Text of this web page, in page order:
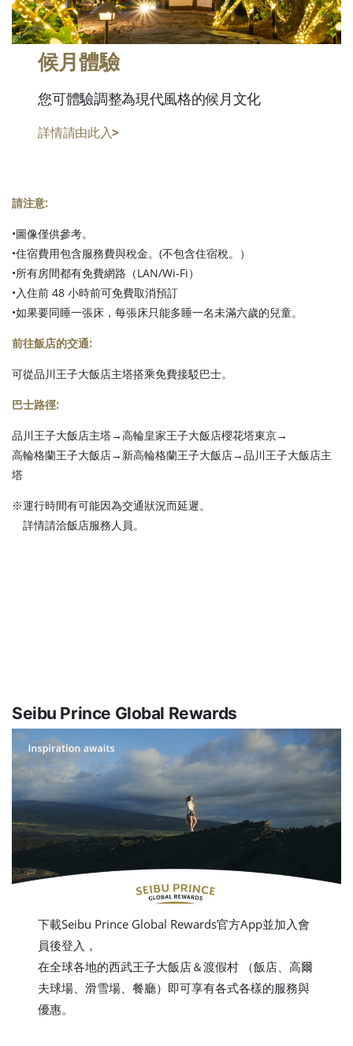
候月體驗
您可體驗調整為現代風格的候月文化
詳情請由此入>
請注意:
•圖像僅供參考。
•住宿費用包含服務費與稅金。(不包含住宿稅。）
•所有房間都有免費網路（LAN/Wi-Fi）
•入住前 48 小時前可免費取消預訂
•如果要同睡一張床，每張床只能多睡一名未滿六歲的兒童。
前往飯店的交通:
可從品川王子大飯店主塔搭乘免費接駁巴士。
巴士路徑:
品川王子大飯店主塔→高輪皇家王子大飯店櫻花塔東京→
高輪格蘭王子大飯店→新高輪格蘭王子大飯店→品川王子大飯店主
塔
※運行時間有可能因為交通狀況而延遲。
詳情請洽飯店服務人員。
Seibu Prince Global Rewards
下載Seibu Prince Global Rewards官方App並加入會
員後登入，
在全球各地的西武王子大飯店＆渡假村 （飯店、高爾
夫球場、滑雪場、餐廳）即可享有各式各樣的服務與
優惠。